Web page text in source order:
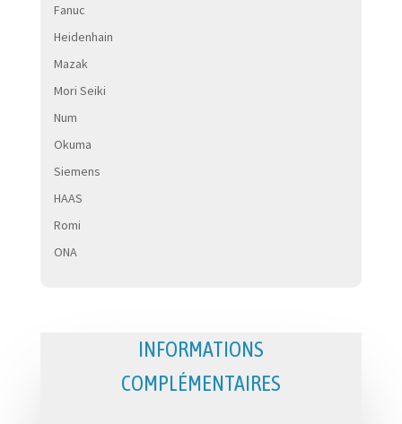
Fanuc
Heidenhain
Mazak
Mori Seiki
Num
Okuma
Siemens
HAAS
Romi
ONA
INFORMATIONS
COMPLÉMENTAIRES